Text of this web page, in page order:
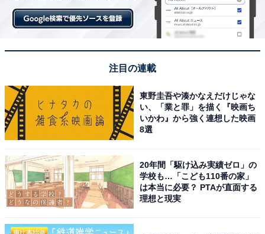
— 【フジテレビ公式】酒のツマミになる話
(@cxSAKEnoTSUMAMI)
February 7, 2024
注目の連載
東野圭吾や湊かなえだけじゃな
い、「業と罪」を描く『映画ち
いかわ』から強く連想した映画
8選
20年間「駆け込み実績ゼロ」の
学校も…「こども110番の家」
は本当に必要？ PTAが直面する
理想と現実